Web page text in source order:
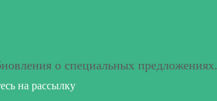
о специальных предложениях.
на рассылку